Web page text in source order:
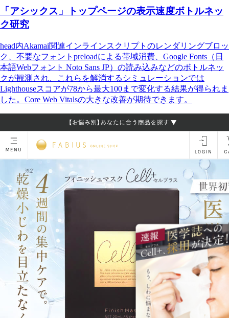
「アシックス」トップページの表示速度ボトルネッ
ク研究
head内Akamai関連インラインスクリプトのレンダリングブロッ
ク、不要なフォントpreloadによる帯域消費、Google Fonts（日
本語Webフォント Noto Sans JP）の読み込みなどのボトルネッ
クが観測され、これらを解消するシミュレーションでは
Lighthouseスコアが78から最大100まで変化する結果が得られま
した。Core Web Vitalsの大きな改善が期待できます。